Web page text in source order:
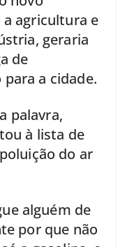
agricultura e
geraria
de
a cidade.
palavra,
à lista de
do ar
alguém de
por que não